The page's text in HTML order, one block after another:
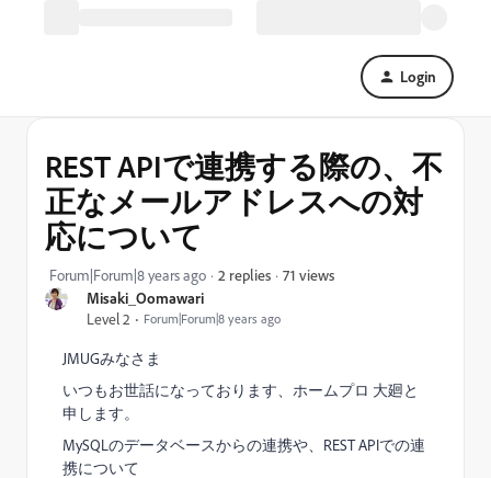
Login
Misaki_Oomawari
Level 2
Forum|Forum|8 years ago
REST APIで連携する際の、不
正なメールアドレスへの対
応について
Forum|Forum|8 years ago 2 replies 71 views
JMUGみなさま
いつもお世話になっております、ホームプロ 大廻と
申します。
MySQLのデータベースからの連携や、REST APIでの連
携について